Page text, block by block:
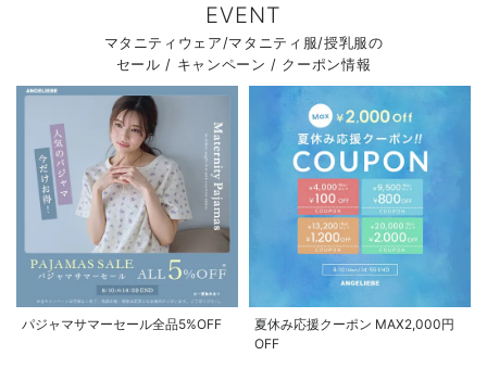
EVENT
マタニティウェア/マタニティ服/授乳服の
セール / キャンペーン / クーポン情報
パジャマサマーセール全品5%OFF
夏休み応援クーポン MAX2,000円
OFF